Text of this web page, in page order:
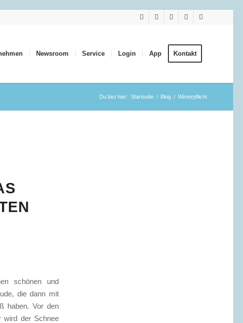
Newsroom Service Login App Kontakt
Du bist hier: Startseite / Blog / Winterpflicht
schönen und
die dann mit
haben. Vor den
wird der Schnee